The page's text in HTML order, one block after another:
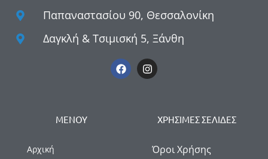
Παπαναστασίου 90, Θεσσαλονίκη
Δαγκλή & Τσιμισκή 5, Ξάνθη
ΜΕΝΟΥ
Αρχική
ΧΡΗΣΙΜΕΣ ΣΕΛΙΔΕΣ
Όροι Χρήσης